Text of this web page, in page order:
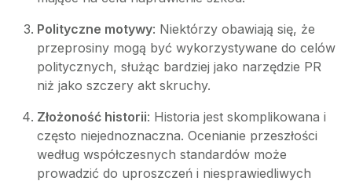
Polityczne motywy: Niektórzy obawiają się, że
przeprosiny mogą być wykorzystywane do celów
politycznych, służąc bardziej jako narzędzie PR
niż jako szczery akt skruchy.
Złożoność historii: Historia jest skomplikowana i
często niejednoznaczna. Ocenianie przeszłości
według współczesnych standardów może
prowadzić do uproszczeń i niesprawiedliwych